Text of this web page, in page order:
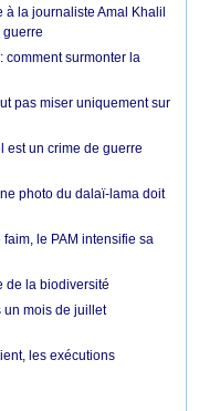
à la journaliste Amal Khalil
guerre
comment surmonter la
pas miser uniquement sur
est un crime de guerre
photo du dalaï-lama doit
le PAM intensifie sa
de la biodiversité
un mois de juillet
les exécutions